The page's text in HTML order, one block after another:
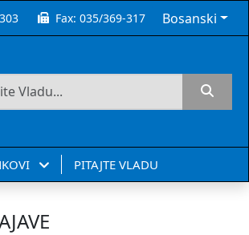
Fax:035/369-317 Bosanski
PITAJTE VLADU